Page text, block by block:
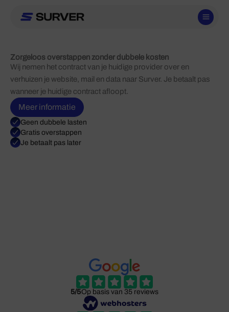
Zorgeloos overstappen zonder dubbele kosten
Wij nemen het contract van je huidige provider over en
verhuizen je website, mail en data naar Surver. Je betaalt pas
wanneer je huidige contract afloopt.
Meer informatie
Geen dubbele lasten
Gratis overstappen
Je betaalt pas later
5/5Op basis van 35 reviews